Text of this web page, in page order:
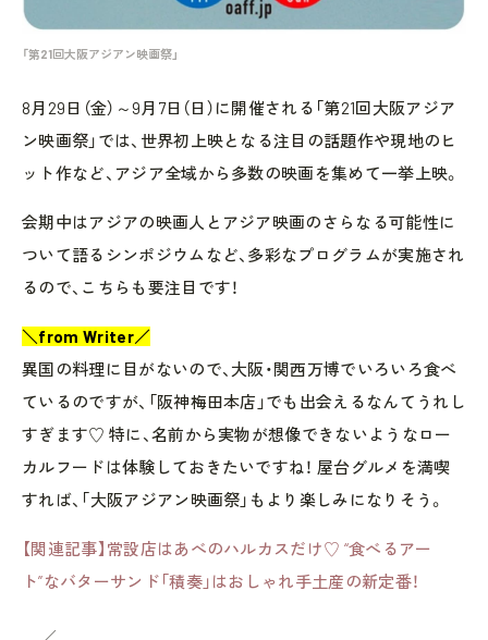
「第21回大阪アジアン映画祭」
8月29日（金）～9月7日（日）に開催される「第21回大阪アジア
ン映画祭」では、世界初上映となる注目の話題作や現地のヒ
ット作など、アジア全域から多数の映画を集めて一挙上映。
会期中はアジアの映画人とアジア映画のさらなる可能性に
ついて語るシンポジウムなど、多彩なプログラムが実施され
るので、こちらも要注目です！
＼from Writer／
異国の料理に目がないので、大阪・関西万博でいろいろ食べ
ているのですが、「阪神梅田本店」でも出会えるなんてうれし
すぎます♡ 特に、名前から実物が想像できないようなロー
カルフードは体験しておきたいですね！ 屋台グルメを満喫
すれば、「大阪アジアン映画祭」もより楽しみになりそう。
【関連記事】常設店はあべのハルカスだけ♡ “食べるアー
ト”なバターサンド「積奏」はおしゃれ手土産の新定番！